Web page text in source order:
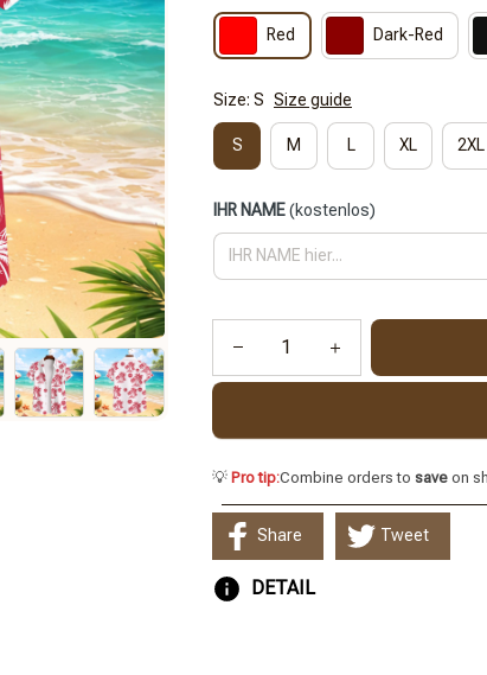
Red Dark-Red
Size: S Size guide
S M L XL 2XL
IHR NAME(kostenlos)
💡 Pro tip:Combine orders to save on
Share Tweet
DETAIL